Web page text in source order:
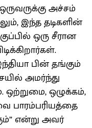
அச்சம்
இந்த தடிகளின்
ஒரு சீரான
பின் தங்கும்
அமர்ந்து
ஒற்றுமை, ஒழுக்கம்,
பாரம்பரியத்தை
என்று அவர்